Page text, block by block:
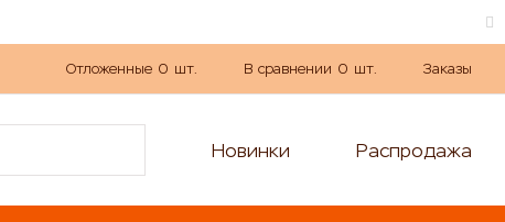
Отложенные 0 шт. В сравнении 0 шт. Заказы
Новинки Распродажа